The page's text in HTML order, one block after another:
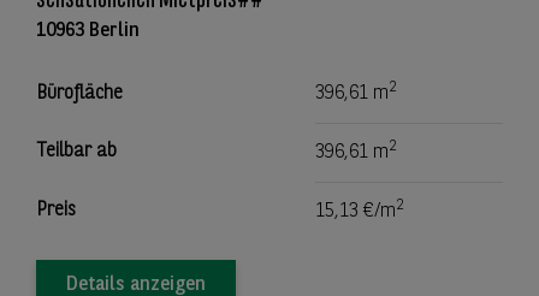
10963 Berlin
Bürofläche 396,61 m2
Teilbar ab 396,61 m2
Preis 15,13 €/m2
Details anzeigen